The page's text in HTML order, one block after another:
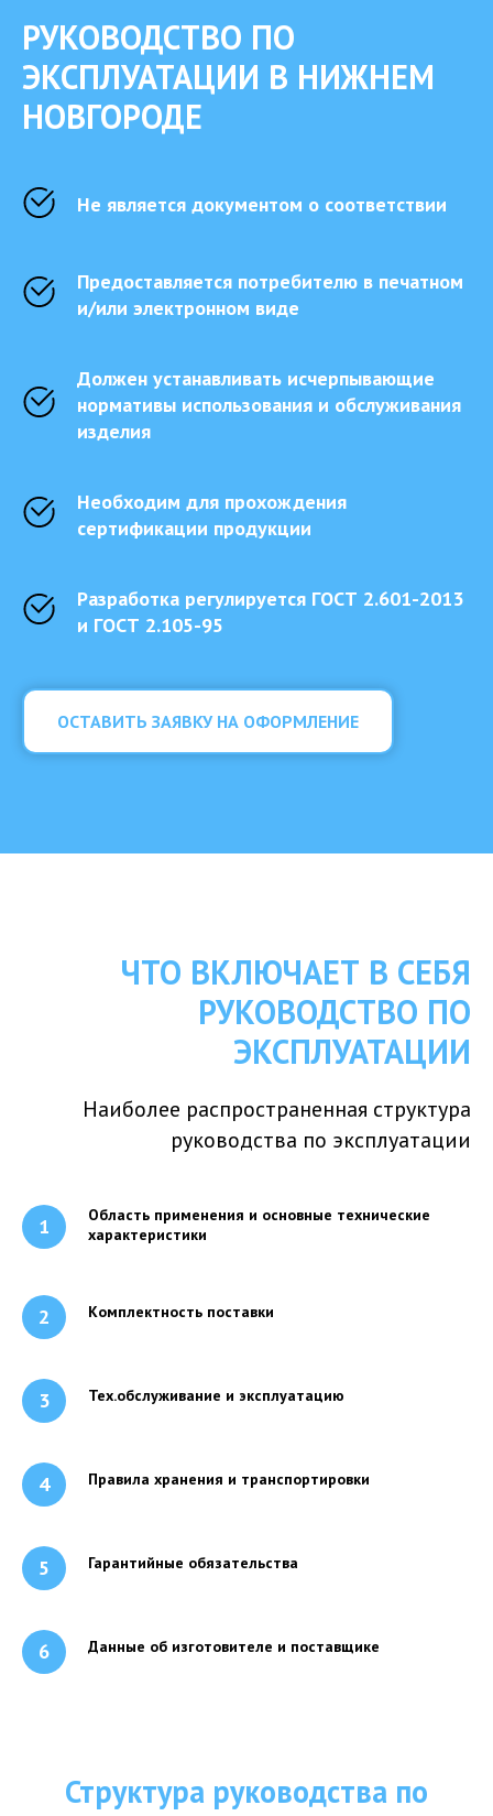
РУКОВОДСТВО ПО
ЭКСПЛУАТАЦИИ В НИЖНЕМ
НОВГОРОДЕ
Не является документом о соответствии
Предоставляется потребителю в печатном
и/или электронном виде
Должен устанавливать исчерпывающие
нормативы использования и обслуживания
изделия
Необходим для прохождения
сертификации продукции
Разработка регулируется ГOCТ 2.601-2013
и ГOCТ 2.105-95
ОСТАВИТЬ ЗАЯВКУ НА ОФОРМЛЕНИЕ
ЧТО ВКЛЮЧАЕТ В СЕБЯ
РУКОВОДСТВО ПО
ЭКСПЛУАТАЦИИ
Наиболее распространенная структура
руководства по эксплуатации
Область применения и основные технические
характеристики
Комплектность поставки
Тех.обслуживание и эксплуатацию
Правила хранения и транспортировки
Гарантийные обязательства
Данные об изготовителе и поставщике
Структура руководства по